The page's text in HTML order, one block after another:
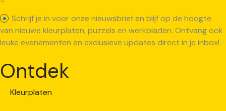
Schrijf je in voor onze nieuwsbrief en blijf op de hoogte
van nieuwe kleurplaten, puzzels en werkbladen. Ontvang ook
leuke evenementen en exclusieve updates direct in je inbox!
Ontdek
Kleurplaten